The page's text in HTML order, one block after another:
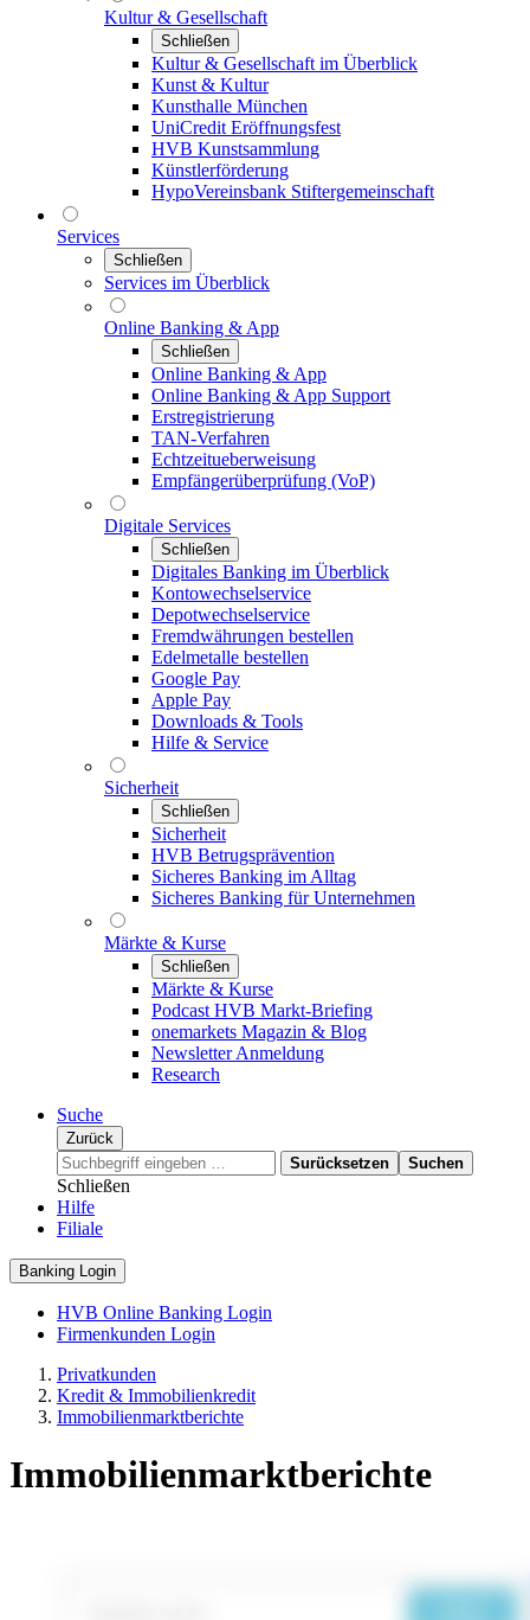
Kultur & Gesellschaft
Schließen
Kultur & Gesellschaft im Überblick
Kunst & Kultur
Kunsthalle München
UniCredit Eröffnungsfest
HVB Kunstsammlung
Künstlerförderung
HypoVereinsbank Stiftergemeinschaft
Services
Schließen
Services im Überblick
Online Banking & App
Schließen
Online Banking & App
Online Banking & App Support
Erstregistrierung
TAN-Verfahren
Echtzeitueberweisung
Empfängerüberprüfung (VoP)
Digitale Services
Schließen
Digitales Banking im Überblick
Kontowechselservice
Depotwechselservice
Fremdwährungen bestellen
Edelmetalle bestellen
Google Pay
Apple Pay
Downloads & Tools
Hilfe & Service
Sicherheit
Schließen
Sicherheit
HVB Betrugsprävention
Sicheres Banking im Alltag
Sicheres Banking für Unternehmen
Märkte & Kurse
Schließen
Märkte & Kurse
Podcast HVB Markt-Briefing
onemarkets Magazin & Blog
Newsletter Anmeldung
Research
Suche
Zurück
Surücksetzen
Suchen
Schließen
Hilfe
Filiale
Banking Login
HVB Online Banking Login
Firmenkunden Login
Privatkunden
Kredit & Immobilienkredit
Immobilienmarktberichte
Immobilienmarktberichte